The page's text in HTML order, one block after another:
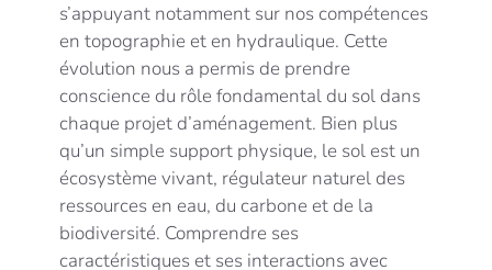
s’appuyant notamment sur nos compétences
en topographie et en hydraulique. Cette
évolution nous a permis de prendre
conscience du rôle fondamental du sol dans
chaque projet d’aménagement. Bien plus
qu’un simple support physique, le sol est un
écosystème vivant, régulateur naturel des
ressources en eau, du carbone et de la
biodiversité. Comprendre ses
caractéristiques et ses interactions avec